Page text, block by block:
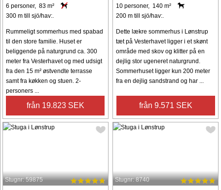
6 personer, 83 m²
300 m till sjö/hav:.
Rummeligt sommerhus med spabad
til den store familie. Huset er
beliggende på naturgrund ca. 300
meter fra Vesterhavet og med udsigt
fra den 15 m² østvendte terrasse
samt fra køkken og stuen. 2-
personers ...
från 19.823 SEK
10 personer, 140 m²
200 m till sjö/hav:.
Dette lækre sommerhus i Lønstrup
tæt på Vesterhavet ligger i et skønt
område med skov og klitter på en
dejlig stor ugeneret naturgrund.
Sommerhuset ligger kun 200 meter
fra en dejlig sandstrand og har ...
från 9.571 SEK
Stugnr: 59875 Stugnr: 8740